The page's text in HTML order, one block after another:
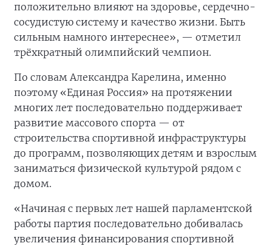
положительно влияют на здоровье, сердечно-
сосудистую систему и качество жизни. Быть
сильным намного интереснее», — отметил
трёхкратный олимпийский чемпион.
По словам Александра Карелина, именно
поэтому «Единая Россия» на протяжении
многих лет последовательно поддерживает
развитие массового спорта — от
строительства спортивной инфраструктуры
до программ, позволяющих детям и взрослым
заниматься физической культурой рядом с
домом.
«Начиная с первых лет нашей парламентской
работы партия последовательно добивалась
увеличения финансирования спортивной